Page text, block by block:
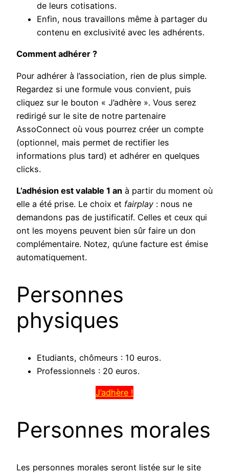
de leurs cotisations.
Enfin, nous travaillons même à partager du
contenu en exclusivité avec les adhérents.
Comment adhérer ?
Pour adhérer à l’association, rien de plus simple.
Regardez si une formule vous convient, puis
cliquez sur le bouton « J’adhère ». Vous serez
redirigé sur le site de notre partenaire
AssoConnect où vous pourrez créer un compte
(optionnel, mais permet de rectifier les
informations plus tard) et adhérer en quelques
clicks.
L’adhésion est valable 1 an à partir du moment où
elle a été prise. Le choix et fairplay : nous ne
demandons pas de justificatif. Celles et ceux qui
ont les moyens peuvent bien sûr faire un don
complémentaire. Notez, qu’une facture est émise
automatiquement.
Personnes
physiques
Etudiants, chômeurs : 10 euros.
Professionnels : 20 euros.
J’adhère !
Personnes morales
Les personnes morales seront listée sur le site